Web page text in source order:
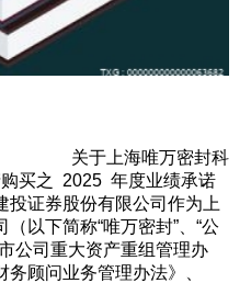
司 关于上海唯万密封科
买之 2025 年度业绩承诺
证券股份有限公司作为上
以下简称“唯万密封”、“公
公司重大资产重组管理办
顾问业务管理办法》、